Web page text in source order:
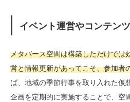
イベント運営やコンテン
メタバース空間は構築しただけでは
営と情報更新があってこそ、参加者
ば、地域の季節行事を取り入れた仮
企画を定期的に実施することで、空